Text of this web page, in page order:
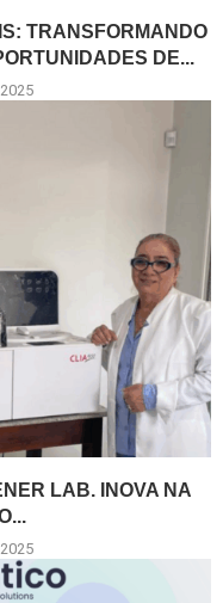
TRANSFORMANDO
DE...
LAB. INOVA NA